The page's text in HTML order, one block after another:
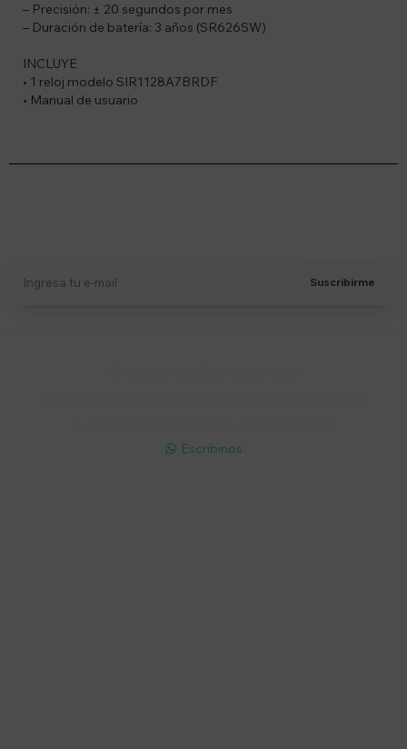
– Precisión: ± 20 segundos por mes
– Duración de batería: 3 años (SR626SW)
INCLUYE
• 1 reloj modelo SIR1128A7BRDF
• Manual de usuario
Suscribirme
 Escribinos